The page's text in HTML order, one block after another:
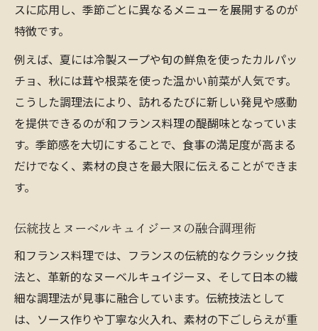
スに応用し、季節ごとに異なるメニューを展開するのが
特徴です。
例えば、夏には冷製スープや旬の鮮魚を使ったカルパッ
チョ、秋には茸や根菜を使った温かい前菜が人気です。
こうした調理法により、訪れるたびに新しい発見や感動
を提供できるのが和フランス料理の醍醐味となっていま
す。季節感を大切にすることで、食事の満足度が高まる
だけでなく、素材の良さを最大限に伝えることができま
す。
伝統技とヌーベルキュイジーヌの融合調理術
和フランス料理では、フランスの伝統的なクラシック技
法と、革新的なヌーベルキュイジーヌ、そして日本の繊
細な調理法が見事に融合しています。伝統技法として
は、ソース作りや丁寧な火入れ、素材の下ごしらえが重